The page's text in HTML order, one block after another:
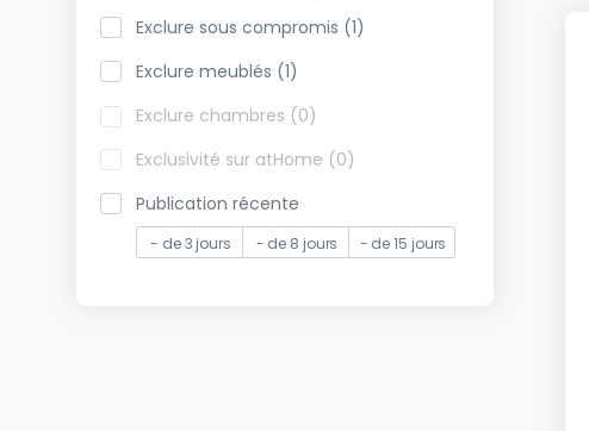
Exclure sous compromis (1)
Exclure meublés (1)
Exclure chambres (0)
Exclusivité sur atHome (0)
Publication récente
- de 3 jours - de 8 jours - de 15 jours